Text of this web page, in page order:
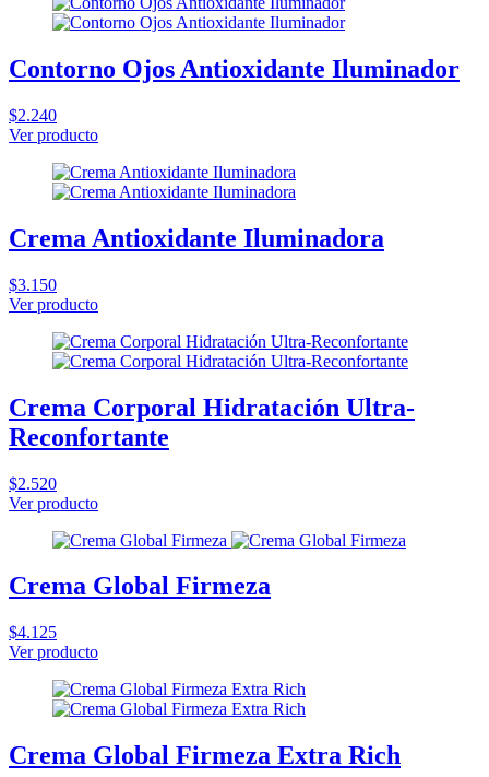
Contorno Ojos Antioxidante Iluminador
$2.240
Ver producto
Crema Antioxidante Iluminadora
$3.150
Ver producto
Crema Corporal Hidratación Ultra-
Reconfortante
$2.520
Ver producto
Crema Global Firmeza
$4.125
Ver producto
Crema Global Firmeza Extra Rich